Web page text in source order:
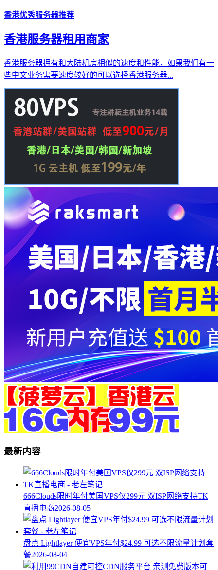
香港优秀服务器推荐
香港服务器租用商家
香港服务器拥有和大陆机房相似的速度和性能，如果我们有一
些中文业务需要速度较好的可以选择香港服务器...
最新内容
666Clouds限时年付美国VPS仅299元 双ISP网络支持TK
直播电商2026-08-05
盘点 Lightlayer 便宜VPS年付$24.99 可选不限流量计划套
餐2026-08-04